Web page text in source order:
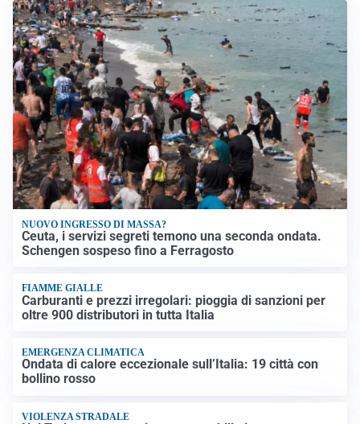
NUOVO INGRESSO DI MASSA?
Ceuta, i servizi segreti temono una seconda ondata.
Schengen sospeso fino a Ferragosto
FIAMME GIALLE
Carburanti e prezzi irregolari: pioggia di sanzioni per
oltre 900 distributori in tutta Italia
EMERGENZA CLIMATICA
Ondata di calore eccezionale sull’Italia: 19 città con
bollino rosso
VIOLENZA STRADALE